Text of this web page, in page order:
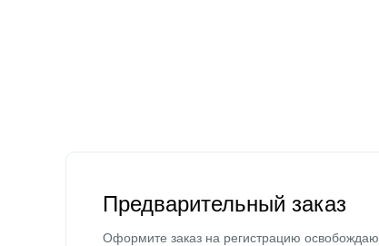
Предварительный заказ
Оформите заказ на регистрацию